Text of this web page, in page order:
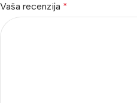
Vaša recenzija *